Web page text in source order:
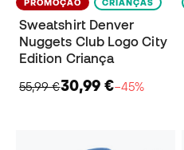
PROMOÇÃO CRIANÇAS
Sweatshirt Denver
Nuggets Club Logo City
Edition Criança
55,99 €30,99 €−45%